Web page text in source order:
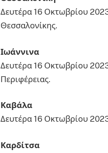
Δευτέρα 16 Οκτωβρίου
Θεσσαλονίκης.
Ιωάννινα
Δευτέρα 16 Οκτωβρίου
Περιφέρειας.
Καβάλα
Δευτέρα 16 Οκτωβρίου
Καρδίτσα